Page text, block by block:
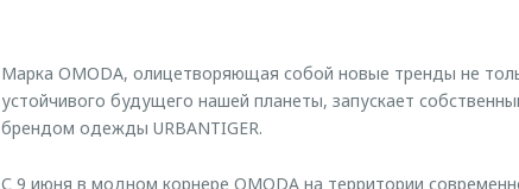
Марка OMODA, олицетворяющая собой новые тренды не
устойчивого будущего нашей планеты, запускает
брендом одежды URBANTIGER.
С 9 июня в модном корнере OMODA на территории